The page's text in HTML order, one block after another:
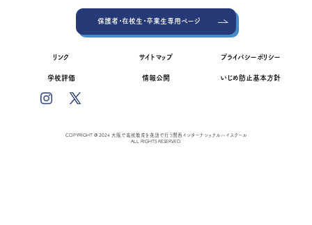
保護者・在校生・卒業生専用ページ
リンク サイトマップ プライバシーポリシー
学校評価 情報公開 いじめ防止基本方針
COPYRIGHT @ 2024 大阪で高校教育を英語で行う関西インターナショナルハイスクール
ALL RIGHTS RESERVED.